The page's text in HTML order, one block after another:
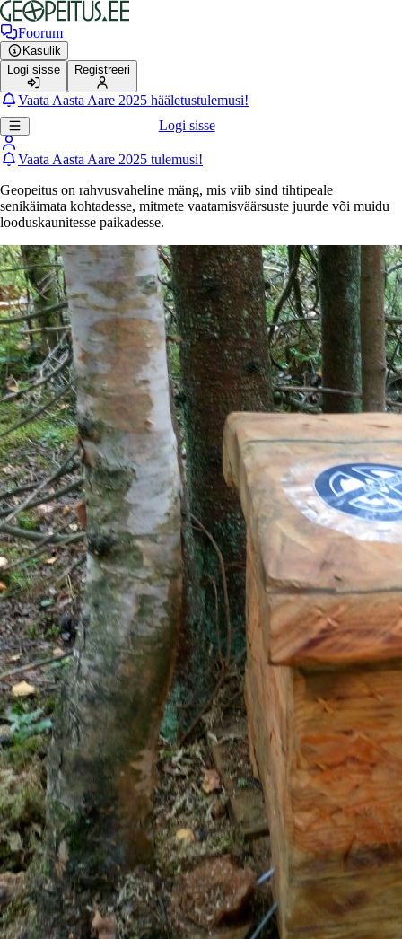
Foorum
Kasulik
Logi sisse
Registreeri
Vaata Aasta Aare 2025 hääletustulemusi!
Logi sisse
Vaata Aasta Aare 2025 tulemusi!
Geopeitus on rahvusvaheline mäng, mis viib sind tihtipeale
senikäimata kohtadesse, mitmete vaatamisväärsuste juurde või muidu
looduskaunitesse paikadesse.